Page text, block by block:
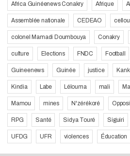
Africa Guinéenews Conakry Afrique
Assemblée nationale CEDEAO
colonel Mamadi Doumbouya Conakry
culture Elections FNDC Football
Guineenews Guinée justice
Kindia Labe Lélouma mali
Mamou mines N'zérékoré
RPG Santé Sidya Touré Siguiri
UFDG UFR violences Éducation